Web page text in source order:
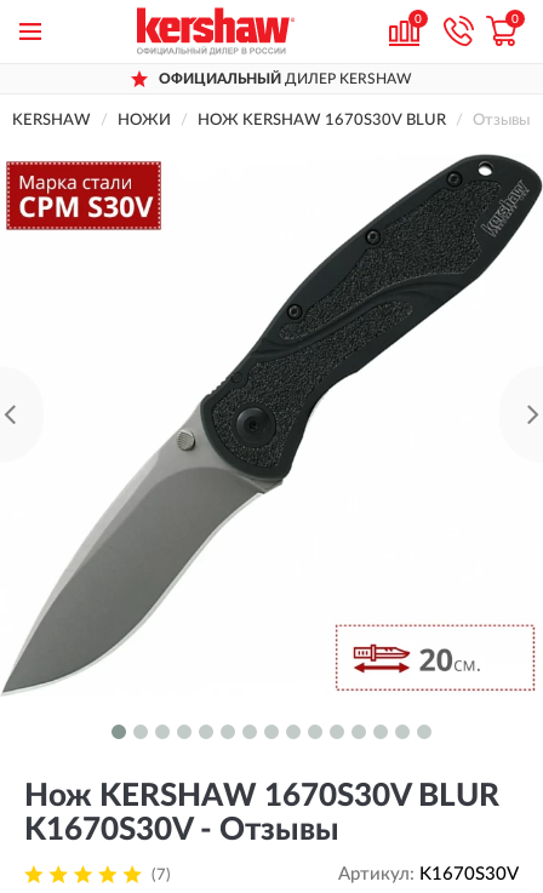
0 0
ОФИЦИАЛЬНЫЙДИЛЕР KERSHAW
KERSHAW НОЖИ НОЖ KERSHAW 1670S30V BLUR Отзывы
Нож KERSHAW 1670S30V BLUR
K1670S30V - Отзывы
(7) Артикул: K1670S30V